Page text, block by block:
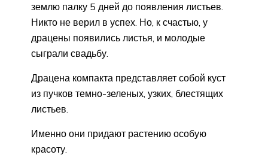
землю палку 5 дней до появления листьев.
Никто не верил в успех. Но, к счастью, у
драцены появились листья, и молодые
сыграли свадьбу.
Драцена компакта представляет собой куст
из пучков темно-зеленых, узких, блестящих
листьев.
Именно они придают растению особую
красоту.